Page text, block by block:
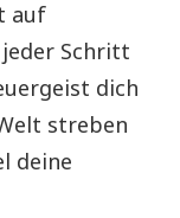
auf
Schritt
dich
streben
deine